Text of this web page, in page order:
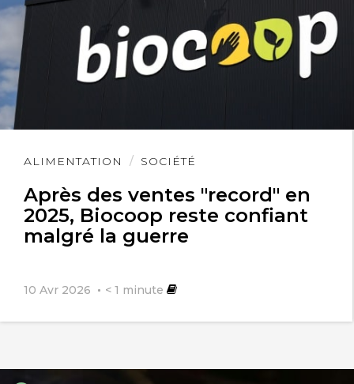
ALIMENTATION SOCIÉTÉ
Après des ventes "record" en
2025, Biocoop reste confiant
malgré la guerre
10 Avr 2026 < 1 minute
Lire